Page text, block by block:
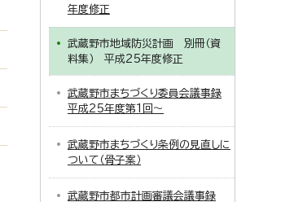
年度修正
武蔵野市地域防災計画 別冊（資
料集） 平成25年度修正
武蔵野市まちづくり委員会議事録
平成25年度第1回～
武蔵野市まちづくり条例の見直しに
ついて（骨子案）
武蔵野市都市計画審議会議事録